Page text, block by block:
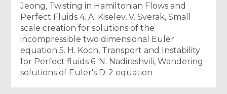
Jeong, Twisting in Hamiltonian Flows and
Perfect Fluids 4. A. Kiselev, V. Sverak, Small
scale creation for solutions of the
incompressible two dimensional Euler
equation 5. H. Koch, Transport and Instability
for Perfect fluids 6. N. Nadirashvili, Wandering
solutions of Euler's D-2 equation